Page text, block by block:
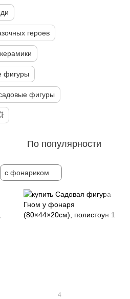
героев
фигуры
фигуры
По популярности
с фонариком
4